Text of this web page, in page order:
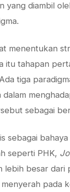
yang diambil
menentukan
itu tahapan
tiga
sebagai
sebagai
seperti PHK,
lebih besar
pada